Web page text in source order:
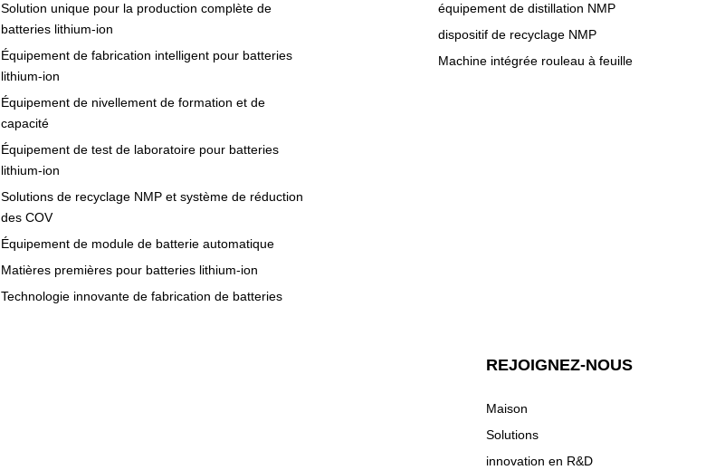
Solution unique pour la production complète de
batteries lithium-ion
Équipement de fabrication intelligent pour batteries
lithium-ion
Équipement de nivellement de formation et de
capacité
Équipement de test de laboratoire pour batteries
lithium-ion
Solutions de recyclage NMP et système de réduction
des COV
Équipement de module de batterie automatique
Matières premières pour batteries lithium-ion
Technologie innovante de fabrication de batteries
équipement de distillation NMP
dispositif de recyclage NMP
Machine intégrée rouleau à feuille
REJOIGNEZ-NOUS
Maison
Solutions
innovation en R&D